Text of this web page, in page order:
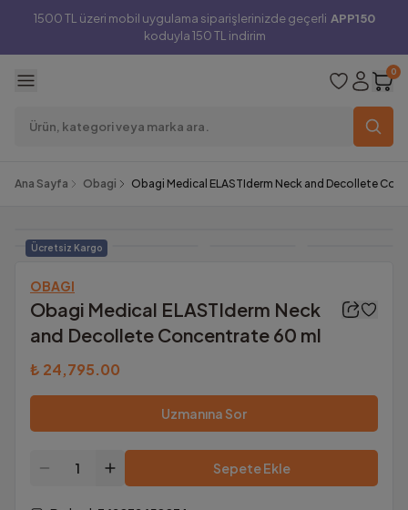
1500 TL üzeri mobil uygulama siparişlerinizde geçerli APP150
koduyla 150 TL indirim
0
Ana Sayfa Obagi Obagi Medical ELASTIderm Neck and Decollete
Ücretsiz Kargo
OBAGI
Obagi Medical ELASTIderm Neck
and Decollete Concentrate 60 ml
₺ 24,795.00
Uzmanına Sor
Sepete Ekle